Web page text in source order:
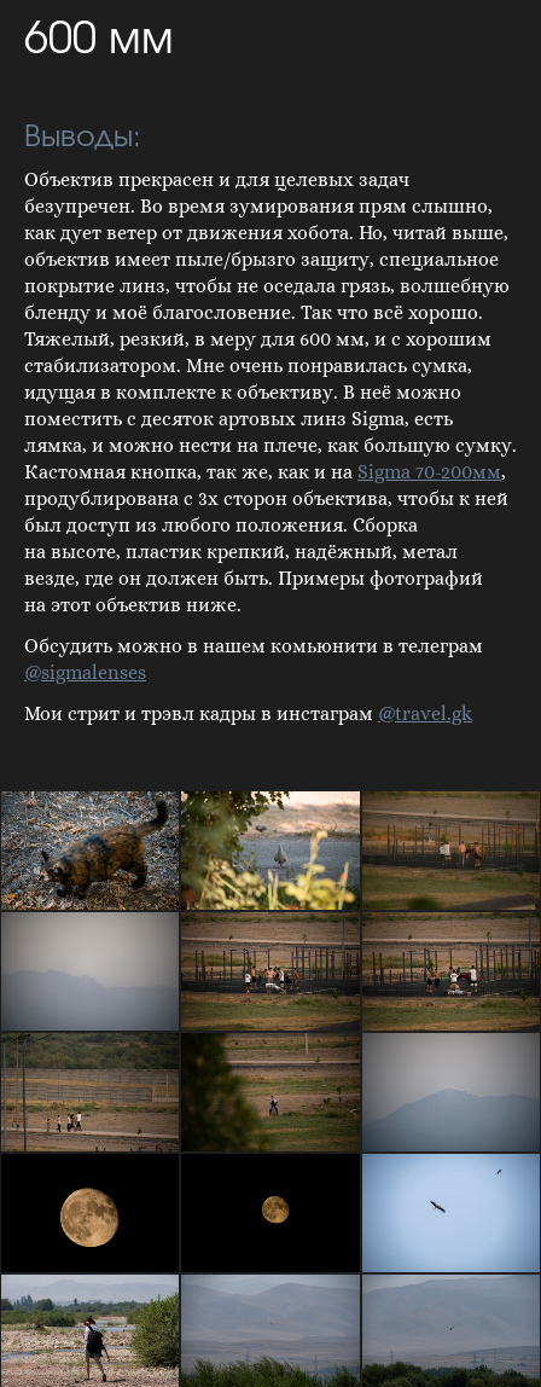
600 мм
Выводы:
Объектив прекрасен и для целевых задач
безупречен. Во время зумирования прям слышно,
как дует ветер от движения хобота. Но, читай выше,
объектив имеет пыле/брызго защиту, специальное
покрытие линз, чтобы не оседала грязь, волшебную
бленду и моё благословение. Так что всё хорошо.
Тяжелый, резкий, в меру для 600 мм, и с хорошим
стабилизатором. Мне очень понравилась сумка,
идущая в комплекте к объективу. В неё можно
поместить с десяток артовых линз Sigma, есть
лямка, и можно нести на плече, как большую сумку.
Кастомная кнопка, так же, как и на Sigma 70-200мм,
продублирована с 3х сторон объектива, чтобы к ней
был доступ из любого положения. Сборка
на высоте, пластик крепкий, надёжный, метал
везде, где он должен быть. Примеры фотографий
на этот объектив ниже.
Обсудить можно в нашем комьюнити в телеграм
@sigmalenses
Мои стрит и трэвл кадры в инстаграм @travel.gk